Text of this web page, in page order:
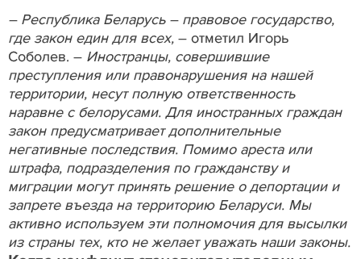
– Республика Беларусь – правовое государство,
где закон един для всех, – отметил Игорь
Соболев. – Иностранцы, совершившие
преступления или правонарушения на нашей
территории, несут полную ответственность
наравне с белорусами. Для иностранных граждан
закон предусматривает дополнительные
негативные последствия. Помимо ареста или
штрафа, подразделения по гражданству и
миграции могут принять решение о депортации и
запрете въезда на территорию Беларуси. Мы
активно используем эти полномочия для высылки
из страны тех, кто не желает уважать наши законы.